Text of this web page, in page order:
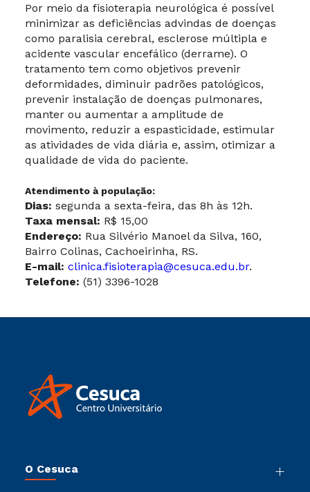
Por meio da fisioterapia neurológica é possível
minimizar as deficiências advindas de doenças
como paralisia cerebral, esclerose múltipla e
acidente vascular encefálico (derrame). O
tratamento tem como objetivos prevenir
deformidades, diminuir padrões patológicos,
prevenir instalação de doenças pulmonares,
manter ou aumentar a amplitude de
movimento, reduzir a espasticidade, estimular
as atividades de vida diária e, assim, otimizar a
qualidade de vida do paciente.
Atendimento à população:
Dias: segunda a sexta-feira, das 8h às 12h.
Taxa mensal: R$ 15,00
Endereço: Rua Silvério Manoel da Silva, 160,
Bairro Colinas, Cachoeirinha, RS.
E-mail: clinica.fisioterapia@cesuca.edu.br.
Telefone: (51) 3396-1028
O Cesuca